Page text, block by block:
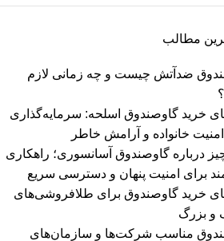
مطالب
ضدآتش چیست و چه زمانی لازم
خرید گاوصندوق اسلحه: سرمایه‌گذاری
خانواده و آرامش خاطر
درباره گاوصندوق آسانسوری؛ راهکاری
برای امنیت پنهان و دسترسی سریع
خرید گاوصندوق برای طلافروشی‌های
و بزرگ
مناسب شرکت‌ها و سازمان‌های